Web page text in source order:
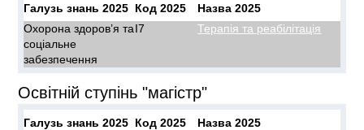
Галузь знань 2025 Код 2025
Назва 2025
Охорона здоров’я та
соціальне
забезпечення
I7 Терапія та реабілітація
Освітній ступінь "магістр"
Галузь знань 2025 Код 2025
Назва 2025